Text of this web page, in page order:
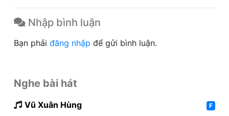
Nhập bình luận
Bạn phải đăng nhập để gửi bình luận.
Nghe bài hát
Vũ Xuân Hùng F